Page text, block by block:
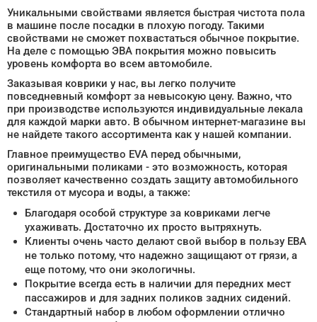
Уникальными свойствами является быстрая чистота пола
в машине после посадки в плохую погоду. Такими
свойствами не сможет похвастаться обычное покрытие.
На деле с помощью ЭВА покрытия можно повысить
уровень комфорта во всем автомобиле.
Заказывая коврики у нас, вы легко получите
повседневный комфорт за невысокую цену. Важно, что
при производстве используются индивидуальные лекала
для каждой марки авто. В обычном интернет-магазине вы
не найдете такого ассортимента как у нашей компании.
Главное преимущество EVA перед обычными,
оригинальными поликами - это возможность, которая
позволяет качественно создать защиту автомобильного
текстиля от мусора и воды, а также:
Благодаря особой структуре за ковриками легче
ухаживать. Достаточно их просто вытряхнуть.
Клиенты очень часто делают свой выбор в пользу ЕВА
не только потому, что надежно защищают от грязи, а
еще потому, что они экологичны.
Покрытие всегда есть в наличии для передних мест
пассажиров и для задних поликов задних сидений.
Стандартный набор в любом оформлении отлично